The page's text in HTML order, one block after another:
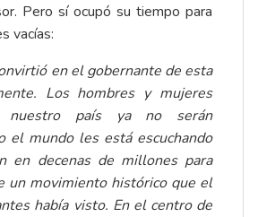
Pero sí ocupó su tiempo para
vacías:
en el gobernante de esta
Los hombres y mujeres
nuestro país ya no serán
el mundo les está escuchando
en decenas de millones para
un movimiento histórico que el
había visto. En el centro de